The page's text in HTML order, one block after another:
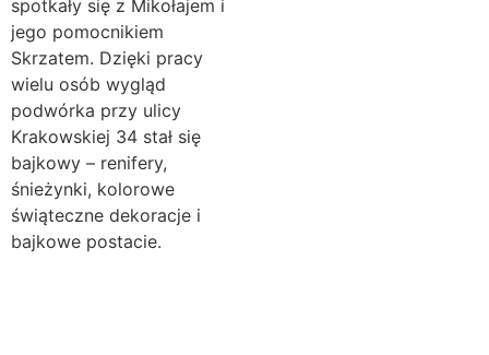
spotkały się z Mikołajem i
jego pomocnikiem
Skrzatem. Dzięki pracy
wielu osób wygląd
podwórka przy ulicy
Krakowskiej 34 stał się
bajkowy – renifery,
śnieżynki, kolorowe
świąteczne dekoracje i
bajkowe postacie.